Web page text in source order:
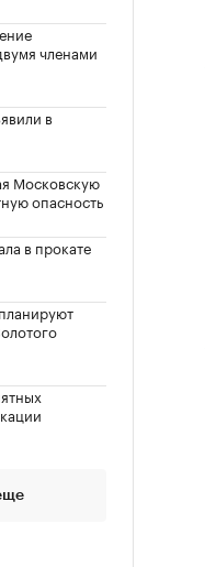
членами
в
Московскую
опасность
в прокате